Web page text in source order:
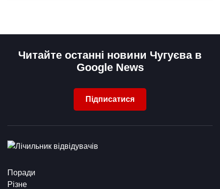
Читайте останні новини Чугуєва в
Google News
Підписатися
Поради
Різне